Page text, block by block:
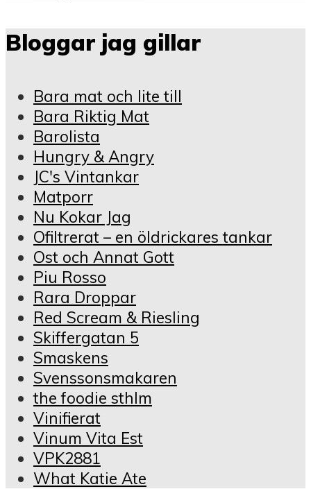
Bloggar jag gillar
Bara mat och lite till
Bara Riktig Mat
Barolista
Hungry & Angry
JC's Vintankar
Matporr
Nu Kokar Jag
Ofiltrerat – en öldrickares tankar
Ost och Annat Gott
Piu Rosso
Rara Droppar
Red Scream & Riesling
Skiffergatan 5
Smaskens
Svenssonsmakaren
the foodie sthlm
Vinifierat
Vinum Vita Est
VPK2881
What Katie Ate